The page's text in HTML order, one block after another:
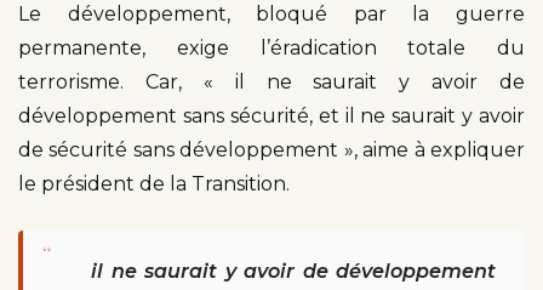
Le développement, bloqué par la guerre
permanente, exige l’éradication totale du
terrorisme. Car, « il ne saurait y avoir de
développement sans sécurité, et il ne saurait y avoir
de sécurité sans développement », aime à expliquer
le président de la Transition.
“
il ne saurait y avoir de développement